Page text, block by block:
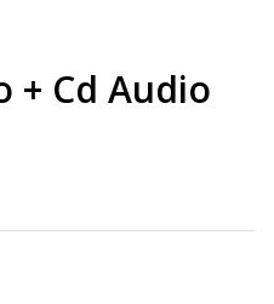
+ Cd Audio